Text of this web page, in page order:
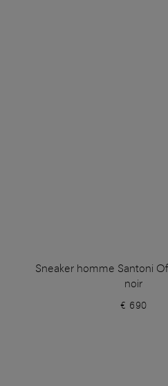
Sneaker homme Santoni
noir
€ 690